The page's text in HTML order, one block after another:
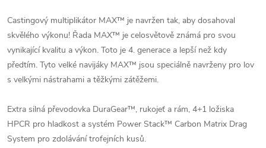
Castingový multiplikátor MAX™ je navržen tak, aby dosahoval
skvělého výkonu! Řada MAX™ je celosvětově známá pro svou
vynikající kvalitu a výkon. Toto je 4. generace a lepší než kdy
předtím. Tyto velké navijáky MAX™ jsou speciálně navrženy pro lov
s velkými nástrahami a těžkými zátěžemi.
Extra silná převodovka DuraGear™, rukojeť a rám, 4+1 ložiska
HPCR pro hladkost a systém Power Stack™ Carbon Matrix Drag
System pro zdolávání trofejních kusů.